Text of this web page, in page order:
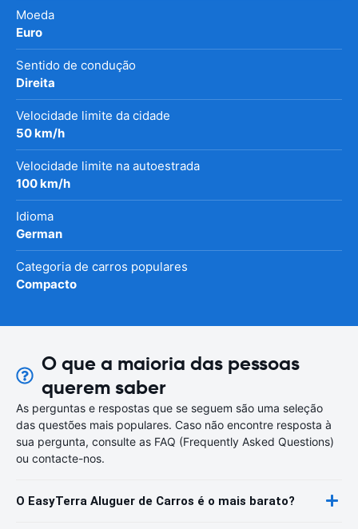
Moeda
Euro
Sentido de condução
Direita
Velocidade limite da cidade
50 km/h
Velocidade limite na autoestrada
100 km/h
Idioma
German
Categoria de carros populares
Compacto
O que a maioria das pessoas
querem saber
As perguntas e respostas que se seguem são uma seleção
das questões mais populares. Caso não encontre resposta à
sua pergunta, consulte as FAQ (Frequently Asked Questions)
ou contacte-nos.
O EasyTerra Aluguer de Carros é o mais barato?